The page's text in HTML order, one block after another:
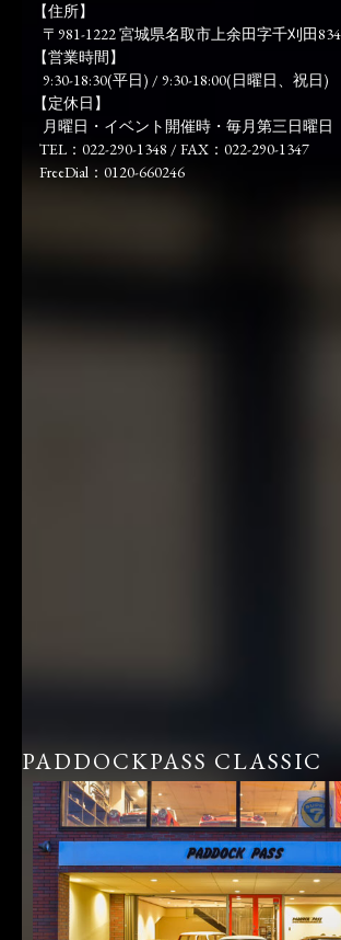
【住所】
〒981-1222 宮城県名取市上余田字千刈田
【営業時間】
9:30-18:30(平日) / 9:30-18:00(日曜日、祝日)
【定休日】
月曜日・イベント開催時・毎月第三日曜日
TEL：022-290-1348 / FAX：022-290-1347
FreeDial：0120-660246
PADDOCKPASS CLASSIC